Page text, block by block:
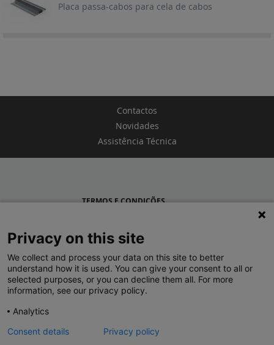
Placa passa-cabos para cela de cabos
Contactos
Novidades
Assistência Técnica
TERMOS E CONDIÇÕES
LEGRAND PORTUGAL
GRUPO LEGRAND NO MUNDO
Privacy on this site
We collect and process your data on this site to better
understand how it is used. You can give your consent to all or
selected purposes, or you can decline them all. For more
information, see our privacy policy.
Analytics
Consent details
Privacy policy